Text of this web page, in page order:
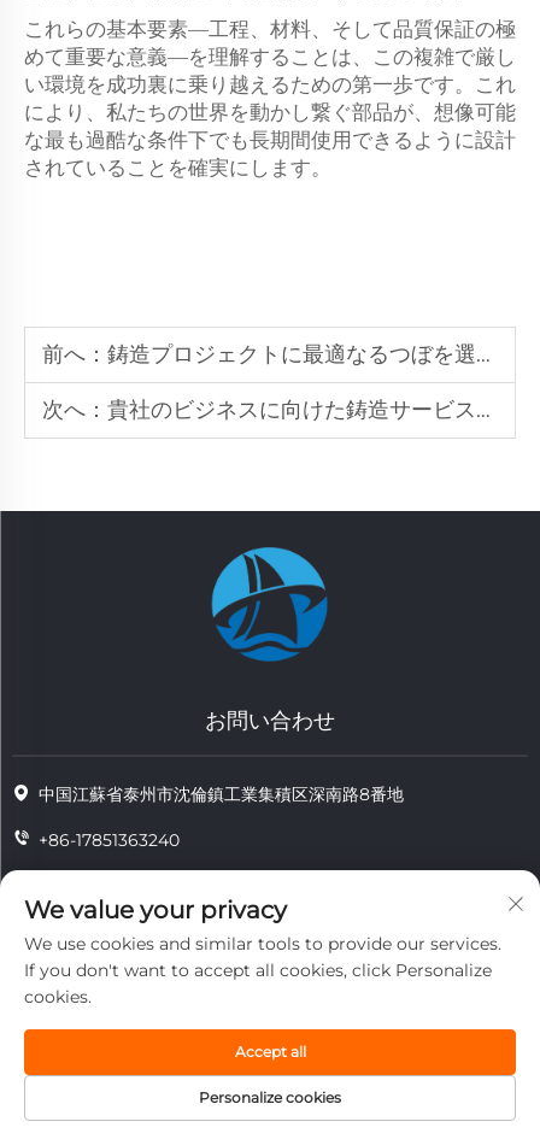
これらの基本要素—工程、材料、そして品質保証の極
めて重要な意義—を理解することは、この複雑で厳し
い環境を成功裏に乗り越えるための第一歩です。これ
により、私たちの世界を動かし繋ぐ部品が、想像可能
な最も過酷な条件下でも長期間使用できるように設計
されていることを確実にします。
前へ： 鋳造プロジェクトに最適なるつぼを選ぶための5つのポイント
次へ： 貴社のビジネスに向けた鋳造サービスの利益を最大化する方法
お問い合わせ
中国江蘇省泰州市沈倫鎮工業集積区深南路8番地
+86-17851363240
[email protected]
プライバシー
We value your privacy
We use cookies and similar tools to provide our services.
If you don't want to accept all cookies, click Personalize
cookies.
Personalize cookies
Accept all